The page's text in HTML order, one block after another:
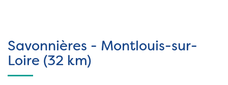
Savonnières - Montlouis-sur-
Loire (32 km)